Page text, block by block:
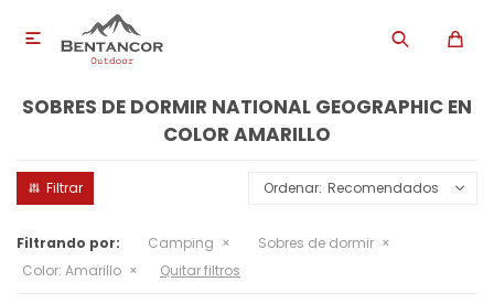

SOBRES DE DORMIR NATIONAL GEOGRAPHIC EN
COLOR AMARILLO
Recomendados
Filtrando por: Camping
Sobres de dormir
Color: Amarillo Quitar filtros